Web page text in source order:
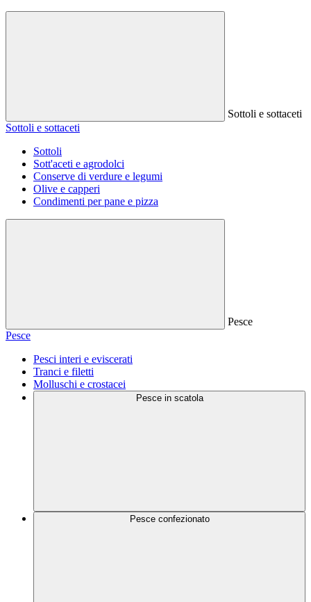
Sottoli e sottaceti
Sottoli e sottaceti
Sottoli
Sott'aceti e agrodolci
Conserve di verdure e legumi
Olive e capperi
Condimenti per pane e pizza
Pesce
Pesce
Pesci interi e eviscerati
Tranci e filetti
Molluschi e crostacei
Pesce in scatola
Pesce confezionato